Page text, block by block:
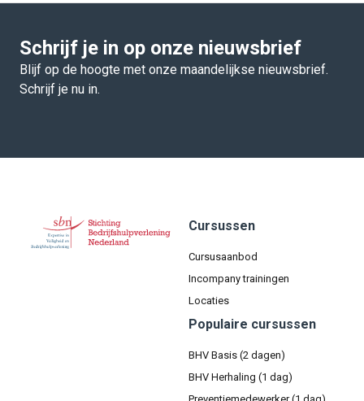
Schrijf je in op onze nieuwsbrief
Blijf op de hoogte met onze maandelijkse nieuwsbrief.
Schrijf je nu in.
Cursussen
Cursusaanbod
Incompany trainingen
Locaties
Populaire cursussen
BHV Basis (2 dagen)
BHV Herhaling (1 dag)